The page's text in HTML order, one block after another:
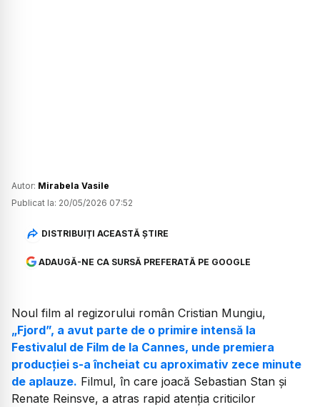
Autor: Mirabela Vasile
Publicat la: 20/05/2026 07:52
DISTRIBUIȚI ACEASTĂ ȘTIRE
ADAUGĂ-NE CA SURSĂ PREFERATĂ PE GOOGLE
Noul film al regizorului român Cristian Mungiu,
„Fjord”, a avut parte de o primire intensă la
Festivalul de Film de la Cannes, unde premiera
producției s-a încheiat cu aproximativ zece minute
de aplauze. Filmul, în care joacă Sebastian Stan și
Renate Reinsve, a atras rapid atenția criticilor